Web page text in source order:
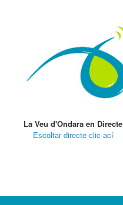
La Veu d'Ondara en Directe
Escoltar directe clic ací